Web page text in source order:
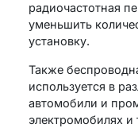
радиочастотная
уменьшить
установку.
Также
используется в
автомобили и
электромобилях и